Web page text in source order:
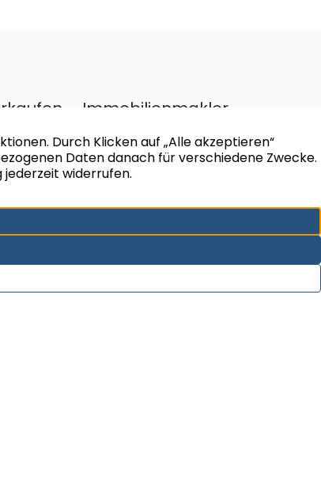
– Immobilienmakler
den Wunsch Ihre Immobilie zu
auch Ihre Immobilie durch die bewährte
in kürzester Zeit – zum